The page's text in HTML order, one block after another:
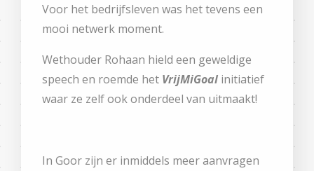
Voor het bedrijfsleven was het tevens een
mooi netwerk moment.
Wethouder Rohaan hield een geweldige
speech en roemde het VrijMiGoal initiatief
waar ze zelf ook onderdeel van uitmaakt!
In Goor zijn er inmiddels meer aanvragen